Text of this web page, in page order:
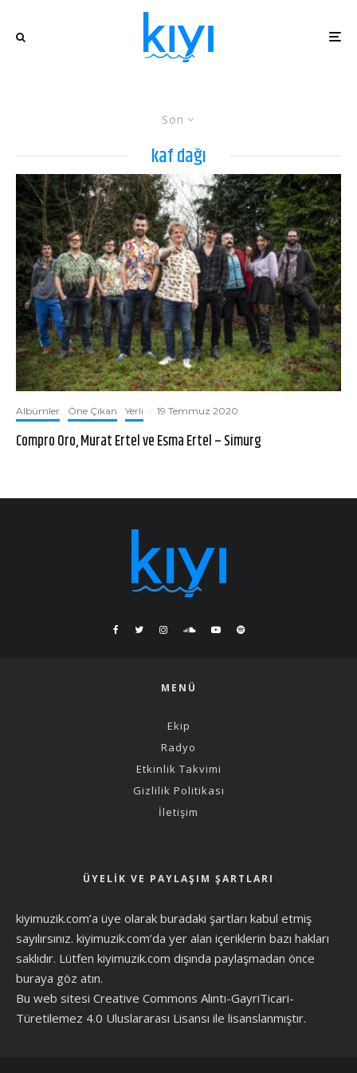
Son
kaf dağı
Albümler Öne Çıkan Yerli · 19 Temmuz 2020
Compro Oro, Murat Ertel ve Esma Ertel – Simurg
MENÜ
Ekip
Radyo
Etkinlik Takvimi
Gizlilik Politikası
İletişim
ÜYELIK VE PAYLAŞIM ŞARTLARI
kiyimuzik.com’a üye olarak buradaki şartları kabul etmiş
sayılırsınız. kiyimuzik.com’da yer alan içeriklerin bazı hakları
saklıdır. Lütfen kiyimuzik.com dışında paylaşmadan önce
buraya göz atın.
Bu web sitesi Creative Commons Alıntı-GayriTicari-
Türetilemez 4.0 Uluslararası Lisansı ile lisanslanmıştır.